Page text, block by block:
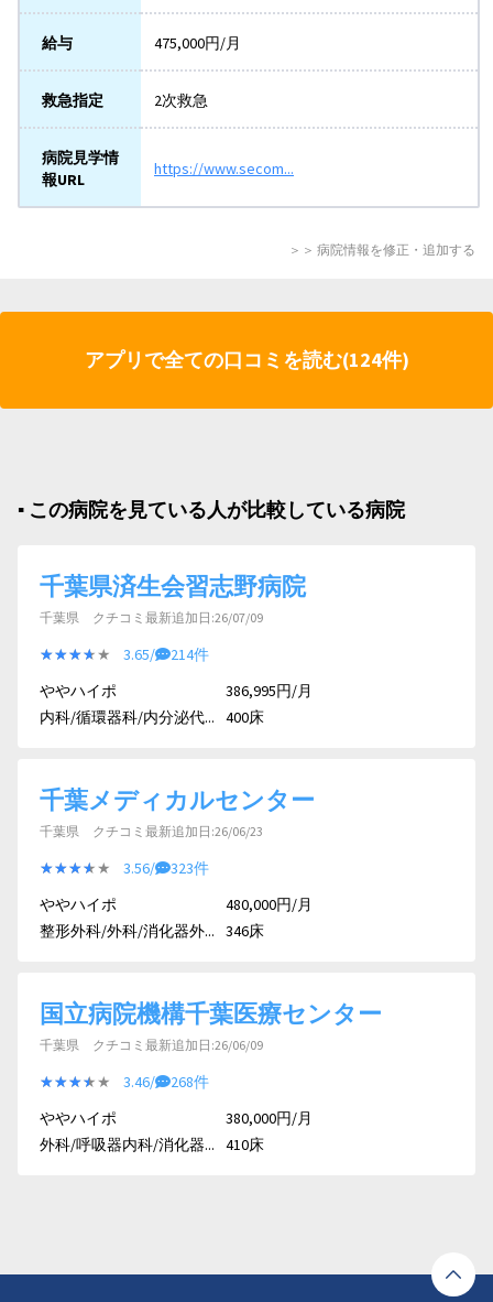
給与 475,000円/月
救急指定 2次救急
病院見学情
報URL
https://www.secom...
＞＞ 病院情報を修正・追加する
アプリで全ての口コミを読む(124件)
▪︎ この病院を見ている人が比較している病院
千葉県済生会習志野病院
千葉県 クチコミ最新追加日:26/07/09
★★★★★
★★★★★ 3.65/
214件
ややハイポ
内科/循環器科/内分泌代...
386,995円/月
400床
千葉メディカルセンター
千葉県 クチコミ最新追加日:26/06/23
★★★★★
★★★★★ 3.56/
323件
ややハイポ
整形外科/外科/消化器外...
480,000円/月
346床
国立病院機構千葉医療センター
千葉県 クチコミ最新追加日:26/06/09
★★★★★
★★★★★ 3.46/
268件
ややハイポ
外科/呼吸器内科/消化器...
380,000円/月
410床